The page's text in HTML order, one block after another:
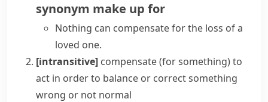
synonym make up for
Nothing can compensate for the loss of a
loved one.
[intransitive] compensate (for something)to
act in order to balance or correct something
wrong or not normal